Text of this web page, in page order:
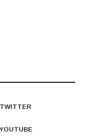
TWITTER
YOUTUBE